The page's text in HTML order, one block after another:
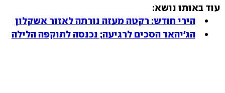
עוד באותו נושא:
הירי חוּדש: רקטה מעזה נורתה לאזור אשקלון
הג'יהאד הסכים לרגיעה; נכנסה לתוקפה הלילה